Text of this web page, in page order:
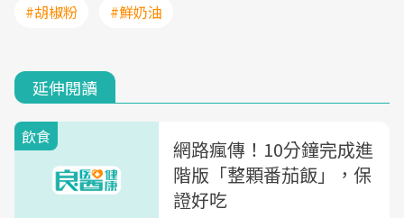
#胡椒粉
#鮮奶油
延伸閱讀
飲食
網路瘋傳！10分鐘完成進
階版「整顆番茄飯」，保
證好吃